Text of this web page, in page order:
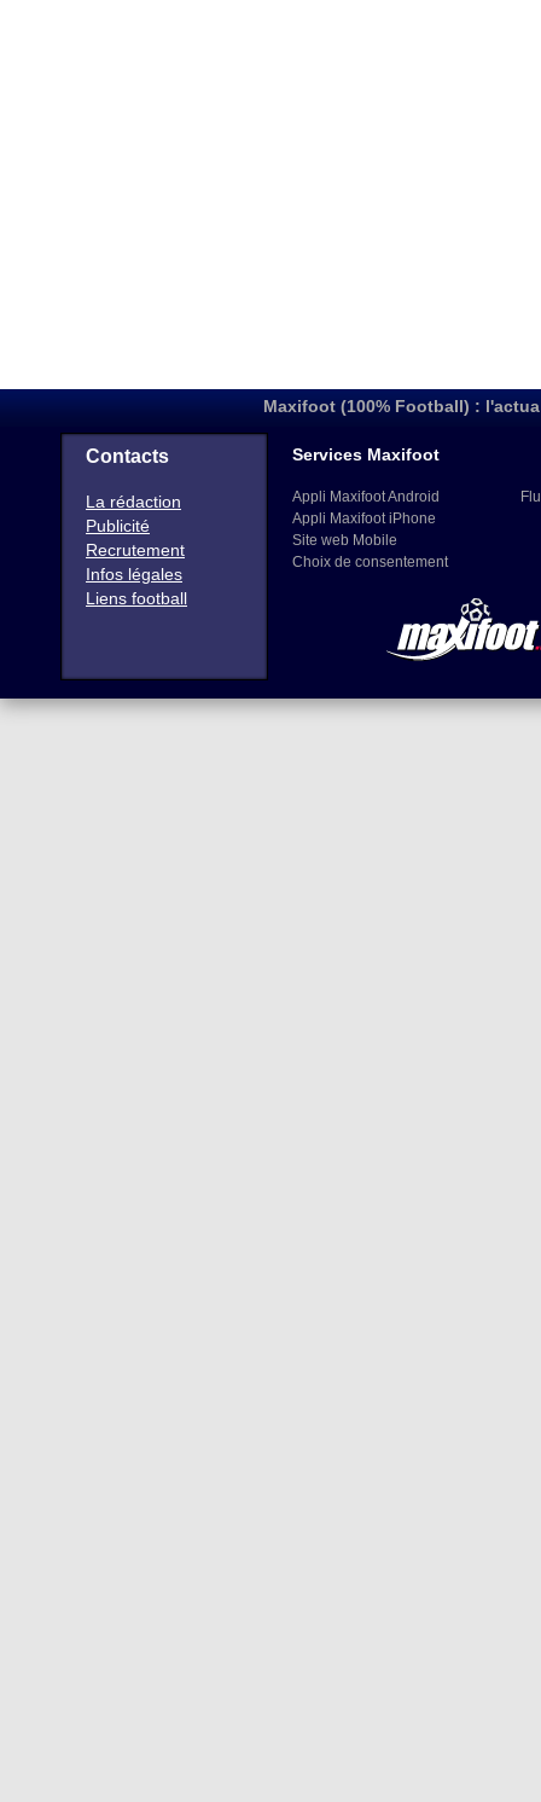
Maxifoot (100% Football) :
Contacts
La rédaction
Publicité
Recrutement
Infos légales
Liens football
Services Maxifoot
Appli Maxifoot Android
Appli Maxifoot iPhone
Site web Mobile
Choix de consentement